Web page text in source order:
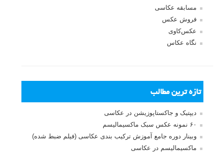
مسابقه عکاسی
فروش عکس
عکس‌کاوی
نگاه عکاس
تازه ترین مطالب
دیپتیک و جاکستا‌پوزیشن در عکاسی
۶۰ نمونه عکس سبک ماکسیمالیسم
وبینار دوره جامع آموزش ترکیب بندی عکاسی (فیلم ضبط شده)
ماکسیمالیسم در عکاسی